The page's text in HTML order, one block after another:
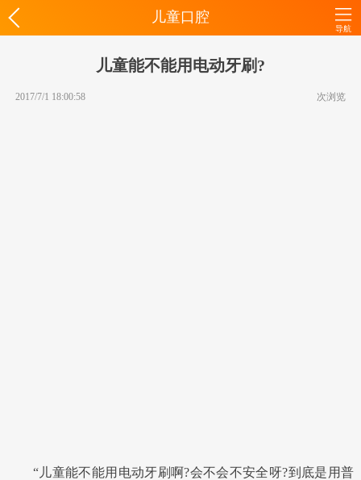
儿童口腔
导航
儿童能不能用电动牙刷?
2017/7/1 18:00:58 次浏览
“儿童能不能用电动牙刷啊?会不会不安全呀?到底是用普